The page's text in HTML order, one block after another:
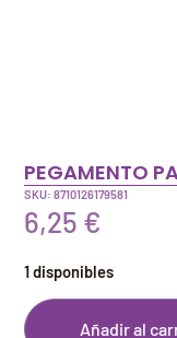
PEGAMENTO
SKU: 8710126179581
6,25 €
1 disponibles
Añadir al